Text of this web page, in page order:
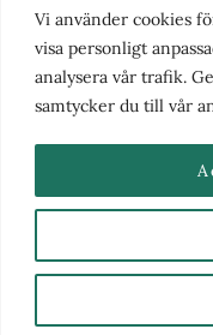
Vi använder cookies
visa personligt
analysera vår trafik.
samtycker du till vår
fokus på
perspektivet, vill vi
berättelser och
Nyhetstips eller
2026 |